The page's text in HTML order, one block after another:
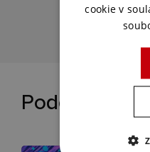
Podobné
cookie v